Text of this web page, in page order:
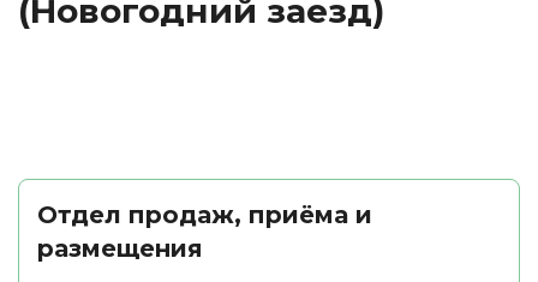
(Новогодний заезд)
Отдел продаж, приёма и
размещения